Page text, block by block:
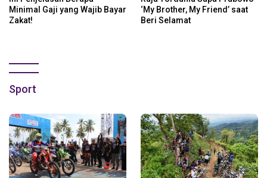
Minimal Gaji yang Wajib Bayar
Zakat!
‘My Brother, My Friend’ saat
Beri Selamat
Sport